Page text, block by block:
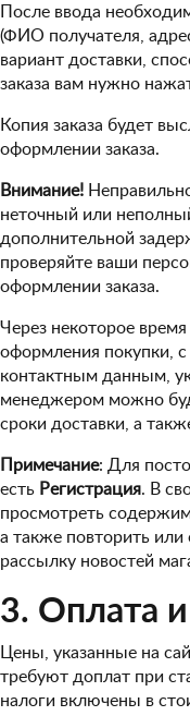
После ввода
(ФИО получателя,
вариант доставки,
заказа вам нужно
Копия заказа будет
оформлении заказа.
Внимание!
неточный или
дополнительной
проверяйте ваши
оформлении заказа.
Через некоторое
оформления покупки,
контактным данным,
менеджером можно
сроки доставки, а
Примечание: Для
есть Регистрация. В
просмотреть
а также повторить или
рассылку новостей
3. Оплата
Цены, указанные на
требуют доплат при
налоги включены в